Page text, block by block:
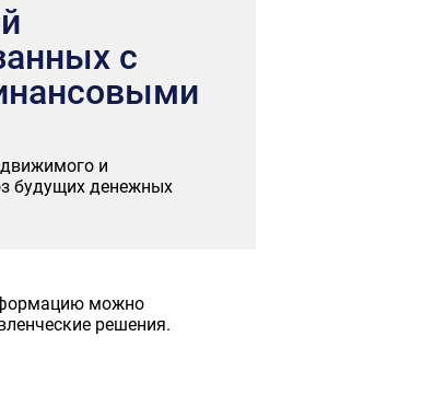
с
и
будущих денежных
можно
решения.